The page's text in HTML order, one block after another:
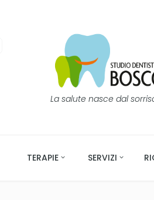
La salute nasce dal
TERAPIE SERVIZI